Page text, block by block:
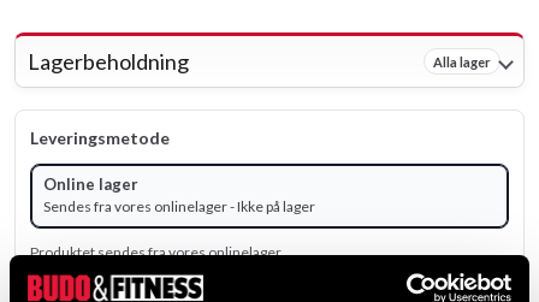
Lagerbeholdning Alla lager
Leveringsmetode
Online lager
Sendes fra vores onlinelager - Ikke på lager
Produktet sendes fra vores onlinelager.